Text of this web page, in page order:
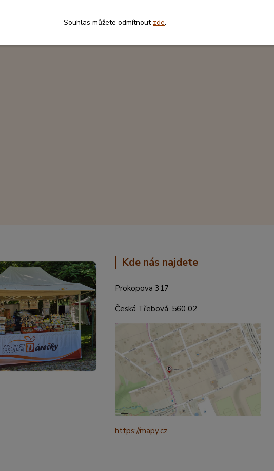
Kde nás najdete
Prokopova 317
Česká Třebová, 560 02
https://mapy.cz
Souhlas můžete odmítnout zde.